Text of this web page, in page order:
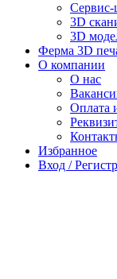
Сервис-
3D
3D
Ферма 3D
О компании
О нас
Оплата
Избранное
Вход /